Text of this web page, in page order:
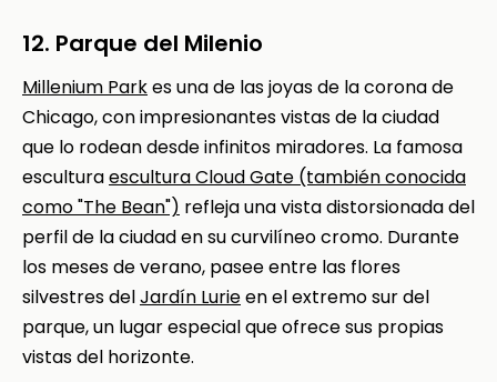
12. Parque del Milenio
Millenium Parkes una de las joyas de la corona de
Chicago, con impresionantes vistas de la ciudad
que lo rodean desde infinitos miradores. La famosa
esculturaescultura Cloud Gate (también conocida
como "The Bean") refleja una vista distorsionada del
perfil de la ciudad en su curvilíneo cromo. Durante
los meses de verano, pasee entre las flores
silvestres delJardín Lurieen el extremo sur del
parque, un lugar especial que ofrece sus propias
vistas del horizonte.